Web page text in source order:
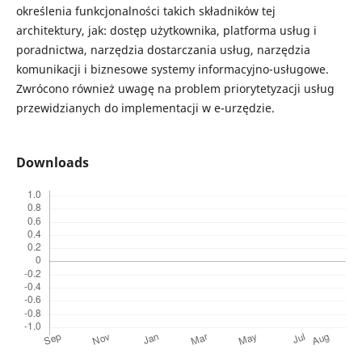
określenia funkcjonalności takich składników tej
architektury, jak: dostęp użytkownika, platforma usług i
poradnictwa, narzędzia dostarczania usług, narzędzia
komunikacji i biznesowe systemy informacyjno-usługowe.
Zwrócono również uwagę na problem priorytetyzacji usług
przewidzianych do implementacji w e-urzędzie.
Downloads